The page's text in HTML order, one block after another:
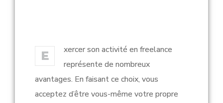
E
xercer son activité en freelance
représente de nombreux
avantages. En faisant ce choix, vous
acceptez d’être vous-même votre propre